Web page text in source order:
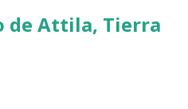
de Attila, Tierra